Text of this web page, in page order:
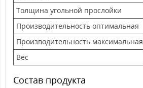
Толщина угольной прослойки
Производительность оптимальная
Производительность максимальная
Вес
Состав продукта